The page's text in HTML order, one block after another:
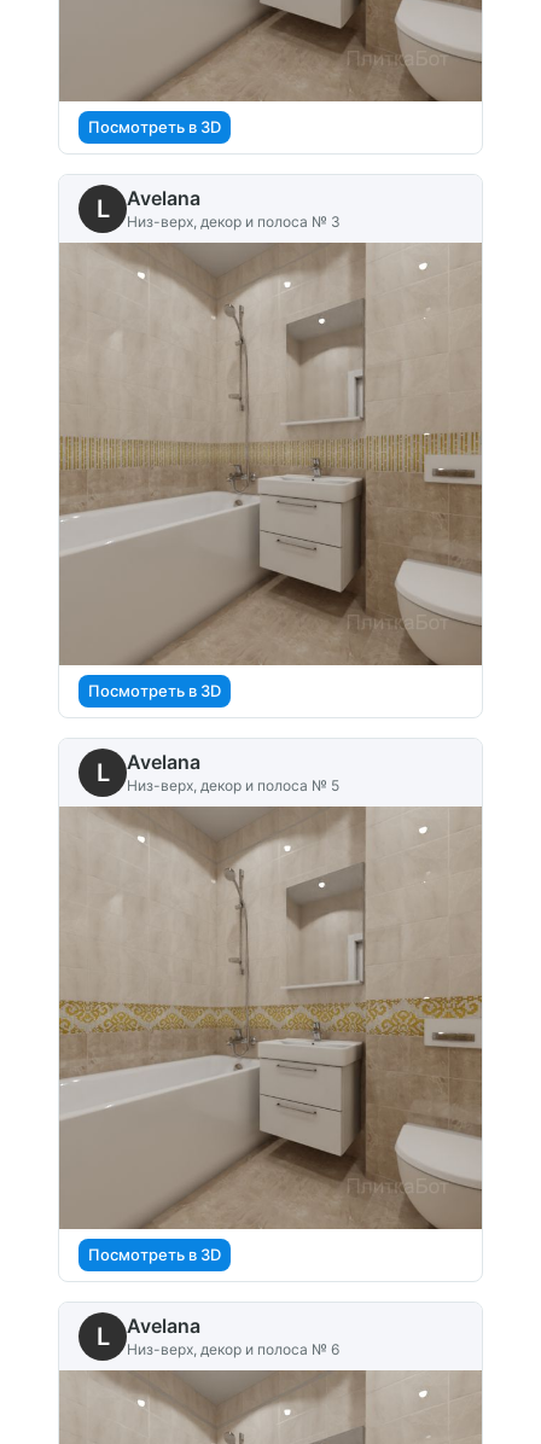
Посмотреть в 3D
L Avelana
Низ-верх, декор и полоса № 3
Посмотреть в 3D
L Avelana
Низ-верх, декор и полоса № 5
Посмотреть в 3D
L Avelana
Низ-верх, декор и полоса № 6